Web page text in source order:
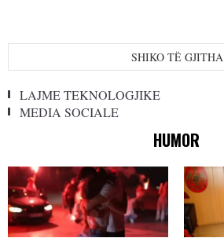
SHIKO TË GJITHA
LAJME TEKNOLOGJIKE
MEDIA SOCIALE
HUMOR